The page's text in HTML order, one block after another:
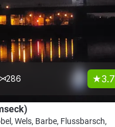
286 3.7
Wels, Barbe, Flussbarsch,